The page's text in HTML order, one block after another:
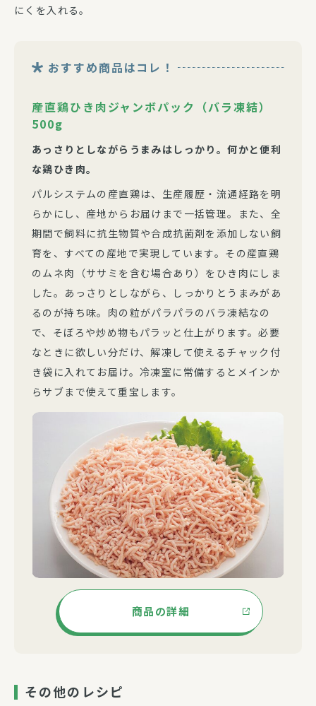
にくを入れる。
おすすめ商品はコレ！
産直鶏ひき肉ジャンボパック（バラ凍結）
500g
あっさりとしながらうまみはしっかり。何かと便利
な鶏ひき肉。
パルシステムの産直鶏は、生産履歴・流通経路を明
らかにし、産地からお届けまで一括管理。また、全
期間で飼料に抗生物質や合成抗菌剤を添加しない飼
育を、すべての産地で実現しています。その産直鶏
のムネ肉（ササミを含む場合あり）をひき肉にしま
した。あっさりとしながら、しっかりとうまみがあ
るのが持ち味。肉の粒がパラパラのバラ凍結なの
で、そぼろや炒め物もパラッと仕上がります。必要
なときに欲しい分だけ、解凍して使えるチャック付
き袋に入れてお届け。冷凍室に常備するとメインか
らサブまで使えて重宝します。
商品の詳細
その他のレシピ